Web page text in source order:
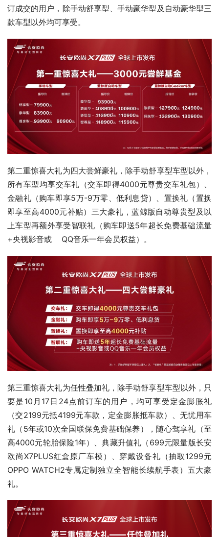
订成交的用户，除手动舒享型、手动豪华型及自动豪华型三
款车型以外均可享受。
第二重惊喜大礼为四大尝鲜豪礼，除手动舒享型车型以外，
所有车型均享交车礼（交车即得4000元尊贵交车礼包）、
金融礼（购车即享5万-9万零、低利息贷）、置换礼（置换
即享至高4000元补贴）三大豪礼，蓝鲸版自动尊贵型及以
上车型再额外享受智联礼（购车即送5年超长免费基础流量
+央视影音或    QQ音乐一年会员权益）。
第三重惊喜大礼为任性叠加礼，除手动舒享型车型以外，只
要是10月17日24点前订车的用户，均可享受定金膨胀礼
（交2199元抵4199元车款，定金膨胀抵车款）、无忧用车
礼（5年或10次全国联保免费基础保养），随心驾享礼（至
高4000元轮胎保险1年）、典藏升值礼（699元限量版长安
欧尚X7PLUS红盒原厂车模）、穿戴设备礼（抽取1299元
OPPO WATCH2专属定制独立全智能长续航手表）五大豪
礼。